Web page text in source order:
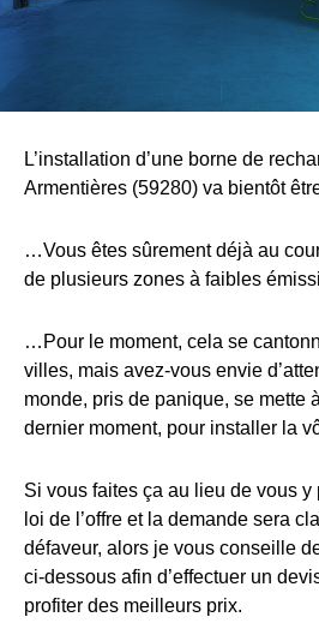
L’installation d’une borne de
Armentières (59280) va bientôt
…Vous êtes sûrement déjà au
de plusieurs zones à faibles
…Pour le moment, cela se
villes, mais avez-vous envie
monde, pris de panique, se mette
dernier moment, pour installer la
Si vous faites ça au lieu de vous y
loi de l’offre et la demande sera
défaveur, alors je vous conseille
ci-dessous afin d’effectuer un
profiter des meilleurs prix.